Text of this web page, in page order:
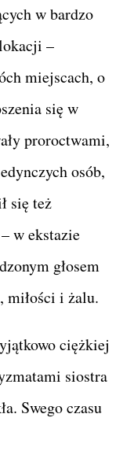
w bardzo
–
miejscach, o
się w
proroctwami,
osób,
się też
w ekstazie
głosem
miłości i żalu.
ciężkiej
siostra
Swego czasu